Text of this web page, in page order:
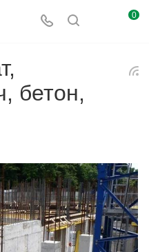
0
бетон,